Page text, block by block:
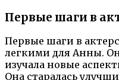
Первые шаги в
Первые шаги в
легкими для Анны.
изучала новые
Она старалась